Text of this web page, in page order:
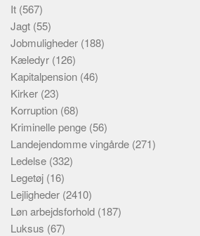
It (567)
Jagt (55)
Jobmuligheder (188)
Kæledyr (126)
Kapitalpension (46)
Kirker (23)
Korruption (68)
Kriminelle penge (56)
Landejendomme vingårde (271)
Ledelse (332)
Legetøj (16)
Lejligheder (2410)
Løn arbejdsforhold (187)
Luksus (67)